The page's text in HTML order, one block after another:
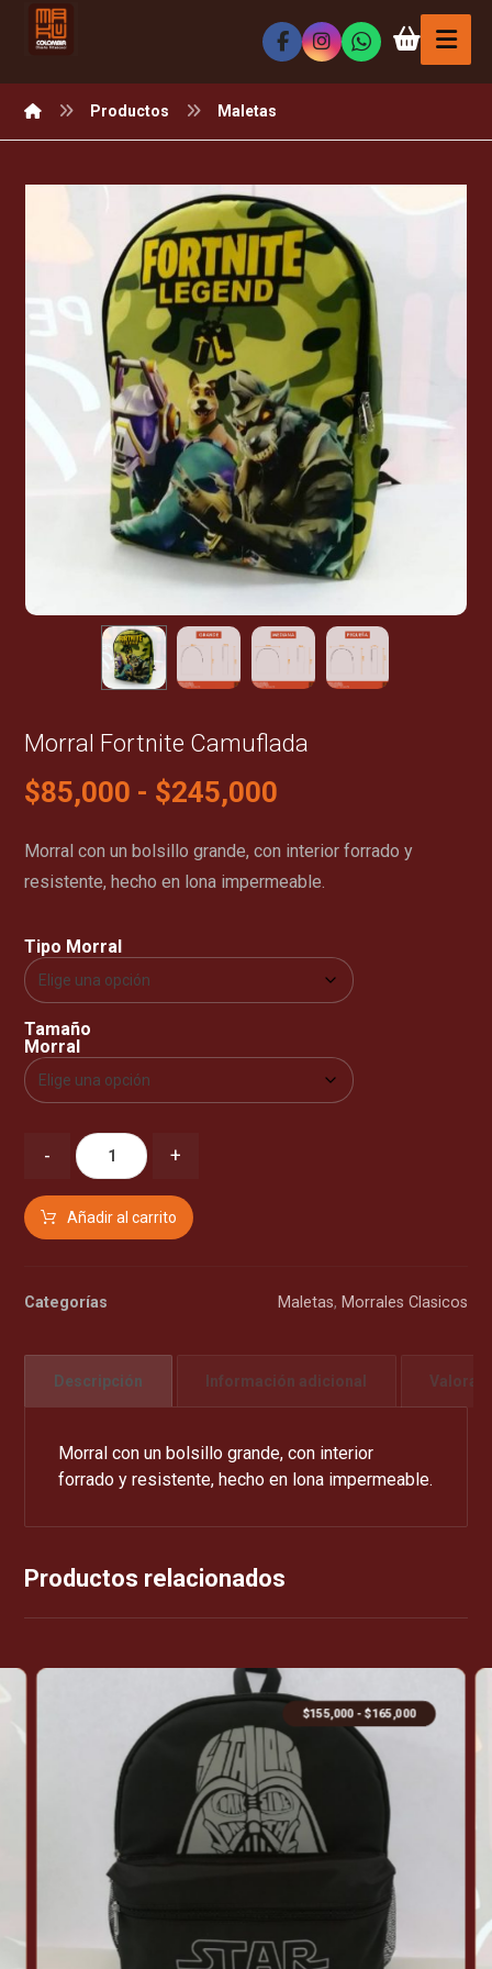
Productos Maletas
Morral Fortnite Camuflada
$85,000 - $245,000
Morral con un bolsillo grande, con interior forrado y
resistente, hecho en lona impermeable.
Tipo Morral
Tamaño
Morral
- +
Añadir al carrito
Categorías Maletas, Morrales Clasicos
Descripción Información adicional
Morral con un bolsillo grande, con interior
forrado y resistente, hecho en lona impermeable.
Productos relacionados
$155,000 - $165,000